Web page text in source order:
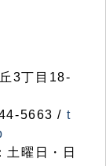
3丁目18-
5663 / t
曜日・日